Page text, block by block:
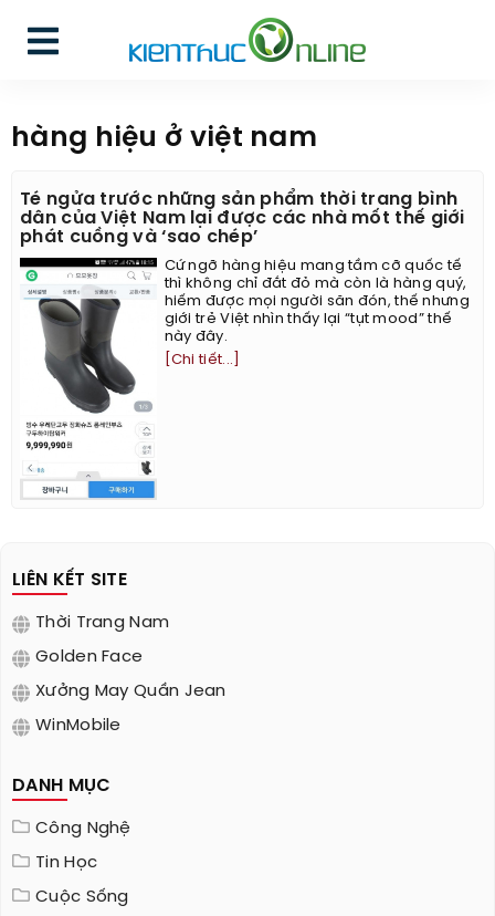
hàng hiệu ở việt nam
Té ngửa trước những sản phẩm thời trang bình
dân của Việt Nam lại được các nhà mốt thế giới
phát cuồng và ‘sao chép’
Cứ ngỡ hàng hiệu mang tầm cỡ quốc tế
thì không chỉ đắt đỏ mà còn là hàng quý,
hiếm được mọi người săn đón, thế nhưng
giới trẻ Việt nhìn thấy lại “tụt mood” thế
này đây.
[Chi tiết...]
LIÊN KẾT SITE
Thời Trang Nam
Golden Face
Xưởng May Quần Jean
WinMobile
DANH MỤC
Công Nghệ
Tin Học
Cuộc Sống